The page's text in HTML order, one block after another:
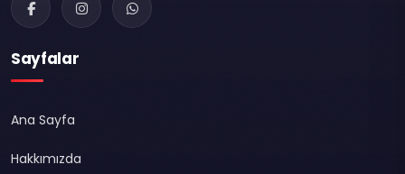
Sayfalar
Ana Sayfa
Hakkımızda